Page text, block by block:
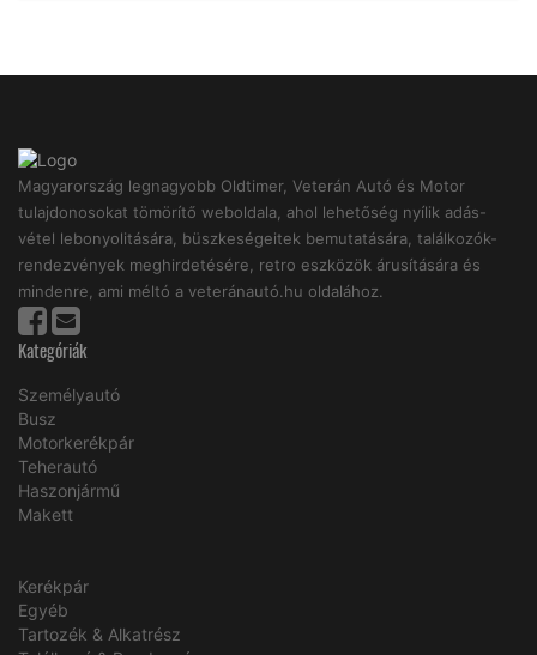
Magyarország legnagyobb Oldtimer, Veterán Autó és Motor
tulajdonosokat tömörítő weboldala, ahol lehetőség nyílik adás-
vétel lebonyolitására, büszkeségeitek bemutatására, találkozók-
rendezvények meghirdetésére, retro eszközök árusítására és
mindenre, ami méltó a veteránautó.hu oldalához.
Kategóriák
Személyautó
Busz
Motorkerékpár
Teherautó
Haszonjármű
Makett
Kerékpár
Egyéb
Tartozék & Alkatrész